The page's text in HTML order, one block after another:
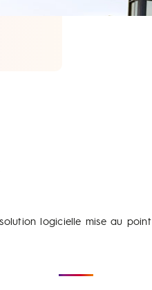
logicielle mise au point